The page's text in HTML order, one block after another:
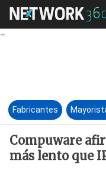
Fabricantes
Compuware
más lento que